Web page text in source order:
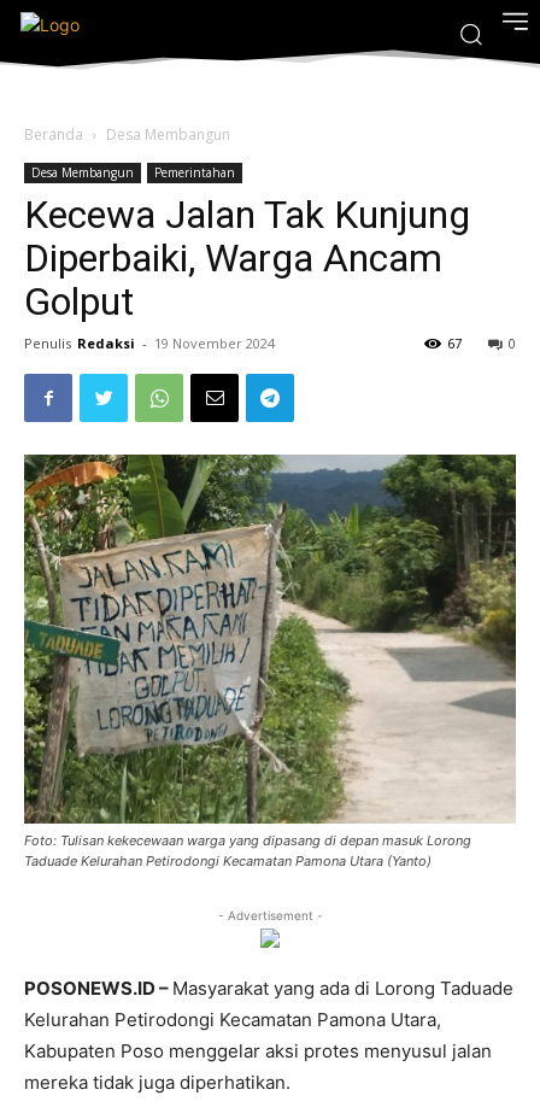
Beranda Desa Membangun
Desa Membangun Pemerintahan
Kecewa Jalan Tak Kunjung
Diperbaiki, Warga Ancam
Golput
Penulis Redaksi - 19 November 2024 0
67
Foto: Tulisan kekecewaan warga yang dipasang di depan masuk Lorong
Taduade Kelurahan Petirodongi Kecamatan Pamona Utara (Yanto)
- Advertisement -
POSONEWS.ID – Masyarakat yang ada di Lorong Taduade
Kelurahan Petirodongi Kecamatan Pamona Utara,
Kabupaten Poso menggelar aksi protes menyusul jalan
mereka tidak juga diperhatikan.